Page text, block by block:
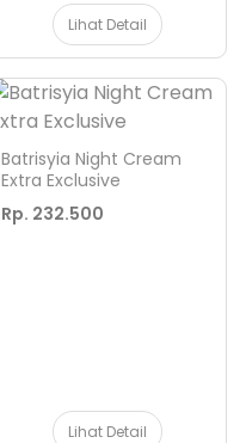
Lihat Detail
Batrisyia Night Cream
Extra Exclusive
Rp. 232.500
Lihat Detail